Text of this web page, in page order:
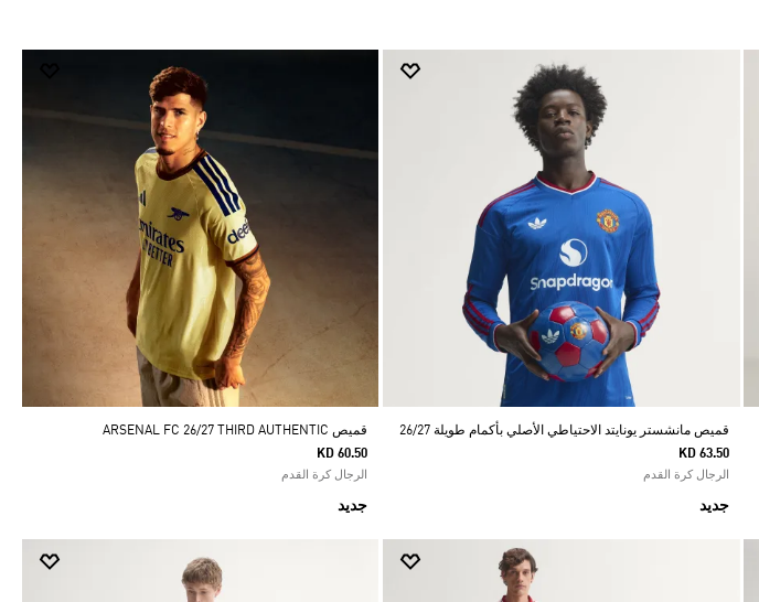
قميص مانشستر يونايتد الاحتياطي الأصلي بأكمام طويلة 26/27
KD 63.50
الرجال كرة القدم
جديد
قميص ARSENAL FC 26/27 THIRD AUTHENTIC
KD 60.50
الرجال كرة القدم
جديد